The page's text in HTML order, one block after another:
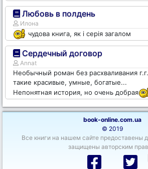
Любовь в полдень
Илона
чудова книга, як і серія загалом
Сердечный договор
Annat
Необычный роман без расхваливания
такие красивые, умные, богатые...
Непонятная история, но очень добрая
book-online.com.ua
© 2019
Все книги на нашем сайте предоставены
защищены авторским